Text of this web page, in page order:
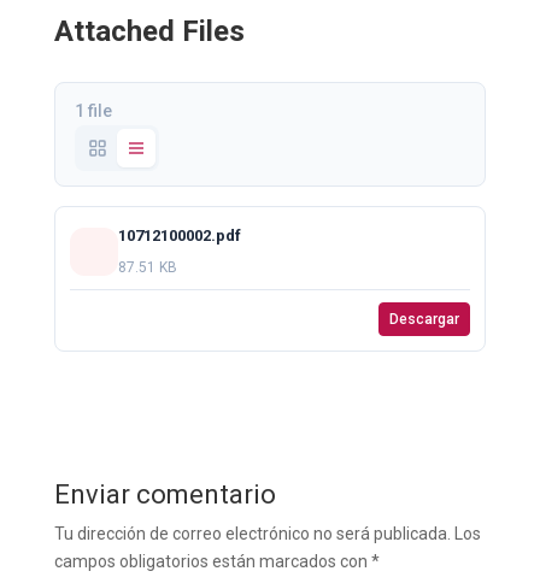
Attached Files
1 file
10712100002.pdf
87.51 KB
Descargar
Enviar comentario
Tu dirección de correo electrónico no será publicada.
Los
campos obligatorios están marcados con *